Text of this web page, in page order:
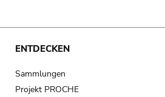
ENTDECKEN
Sammlungen
Projekt PROCHE